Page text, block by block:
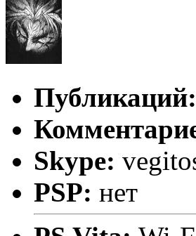
Публикаций:
Skype:
PSP: нет